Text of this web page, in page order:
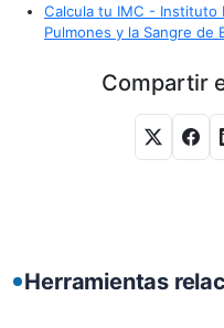
Calcula tu IMC - Instituto
Pulmones y la Sangre de
Compartir
Herramientas